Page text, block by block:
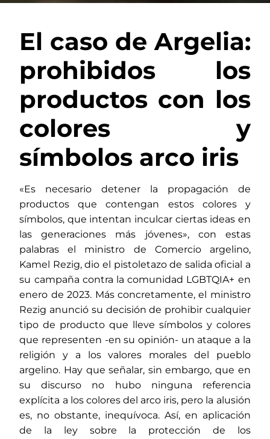
El caso de Argelia:
prohibidos los
productos con los
colores y
símbolos arco iris
«Es necesario detener la propagación de
productos que contengan estos colores y
símbolos, que intentan inculcar ciertas ideas en
las generaciones más jóvenes», con estas
palabras el ministro de Comercio argelino,
Kamel Rezig, dio el pistoletazo de salida oficial a
su campaña contra la comunidad LGBTQIA+ en
enero de 2023. Más concretamente, el ministro
Rezig anunció su decisión de prohibir cualquier
tipo de producto que lleve símbolos y colores
que representen -en su opinión- un ataque a la
religión y a los valores morales del pueblo
argelino. Hay que señalar, sin embargo, que en
su discurso no hubo ninguna referencia
explícita a los colores del arco iris, pero la alusión
es, no obstante, inequívoca. Así, en aplicación
de la ley sobre la protección de los